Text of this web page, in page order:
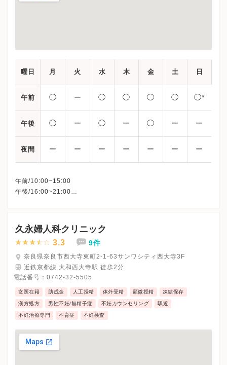
曜日 月 火 水 木 金 土 日
午前 ◯ ー ◯ ◯ ◯ ◯ ◯*
午後 ◯ ー ◯ ー ◯ ー ー
夜間 ー ー ー ー ー ー ー
午前/10:00~15:00
午後/16:00~21:00
※祝日（火曜日を除く）も診療しております。
※詳細はクリニックHPを確認、または直接お問い合わせくださ
久永婦人科クリニック
3.3 9件
奈良県奈良市西大寺東町2-1-63サンワシティ西大寺3F
近鉄京都線 大和西大寺駅 徒歩2分
電話番号： 0742-32-5505
女医在籍 助成金 人工授精 体外受精 顕微授精 凍結保存
漢方処方 男性不妊/無精子症 不妊カウンセリング 駅近
不妊治療専門 不育症 不妊検査